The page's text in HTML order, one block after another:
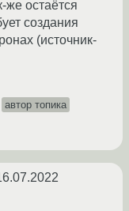
же остаётся
создания
(источник-
автор топика